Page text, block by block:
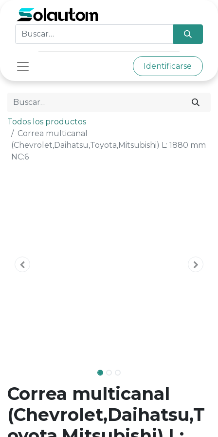
Identificarse
Todos los productos
Correa multicanal
(Chevrolet,Daihatsu,Toyota,Mitsubishi) L: 1880 mm
NC:6
Correa multicanal
(Chevrolet,Daihatsu,T